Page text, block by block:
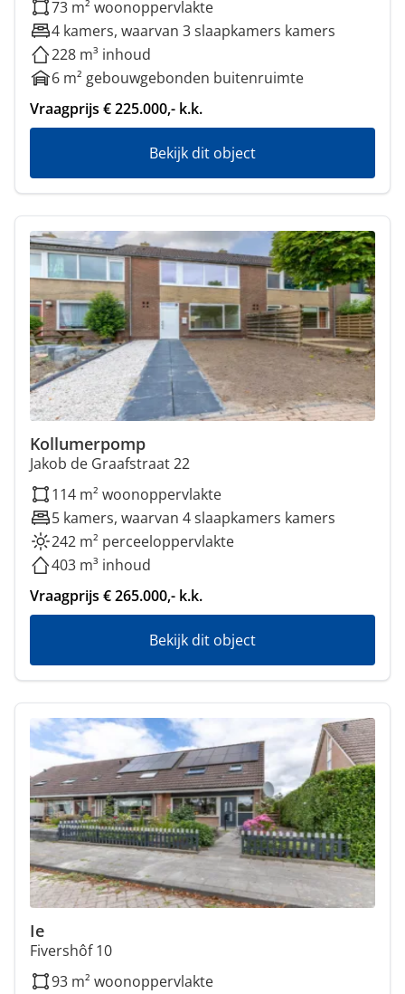
73 m² woonoppervlakte
4 kamers, waarvan 3 slaapkamers kamers
228 m³ inhoud
6 m² gebouwgebonden buitenruimte
Vraagprijs € 225.000,- k.k.
Bekijk dit object
Kollumerpomp
Jakob de Graafstraat 22
114 m² woonoppervlakte
5 kamers, waarvan 4 slaapkamers kamers
242 m² perceeloppervlakte
403 m³ inhoud
Vraagprijs € 265.000,- k.k.
Bekijk dit object
Ie
Fivershôf 10
93 m² woonoppervlakte